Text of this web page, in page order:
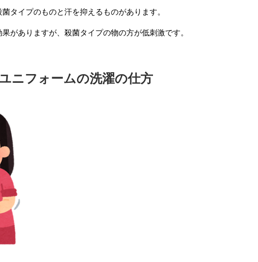
タイプのものと汗を抑えるものがあります。
がありますが、殺菌タイプの物の方が低刺激です。
ニフォームの洗濯の仕方